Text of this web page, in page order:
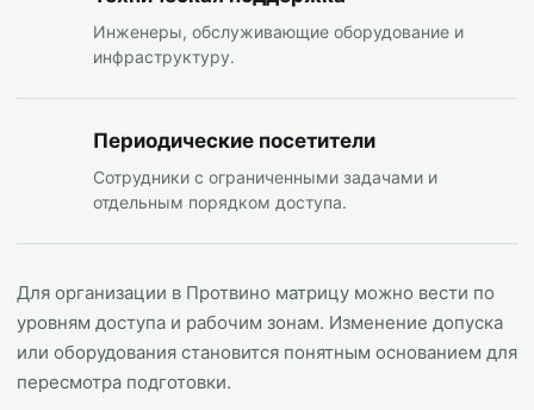
Инженеры, обслуживающие оборудование и
инфраструктуру.
Периодические посетители
Сотрудники с ограниченными задачами и
отдельным порядком доступа.
Для организации в Протвино матрицу можно вести по
уровням доступа и рабочим зонам. Изменение допуска
или оборудования становится понятным основанием для
пересмотра подготовки.